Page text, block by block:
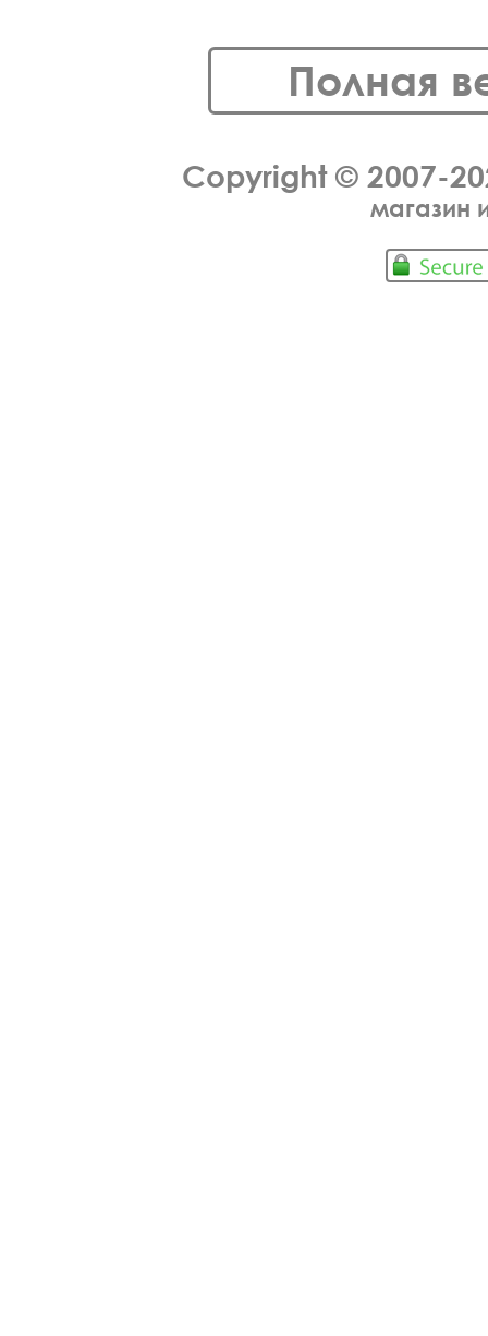
Полная
Copyright © 2007-
магазин